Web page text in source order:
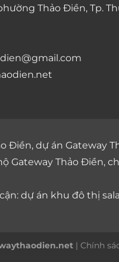
Thảo Điền, Tp.
Điền, dự án Gateway
Gateway Thảo Điền,
dự án khu đô thị sala
| Chính